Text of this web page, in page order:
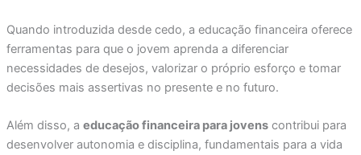
Quando introduzida desde cedo, a educação financeira oferece
ferramentas para que o jovem aprenda a diferenciar
necessidades de desejos, valorizar o próprio esforço e tomar
decisões mais assertivas no presente e no futuro.
Além disso, a educação financeira para jovenscontribui para
desenvolver autonomia e disciplina, fundamentais para a vida